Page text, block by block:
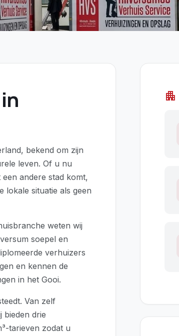
bekend om zijn
leven. Of u nu
andere stad komt,
lokale situatie als geen
weten wij
soepel en
verhuizers
en kennen de
in het Gooi.
Van zelf
drie
tarieven zodat u
apartment